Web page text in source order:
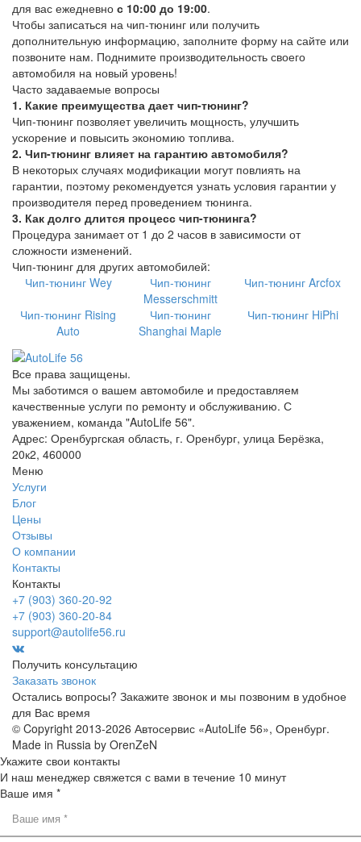
для вас ежедневно с 10:00 до 19:00.
Чтобы записаться на чип-тюнинг или получить
дополнительную информацию, заполните форму на сайте или
позвоните нам. Поднимите производительность своего
автомобиля на новый уровень!
Часто задаваемые вопросы
1. Какие преимущества дает чип-тюнинг?
Чип-тюнинг позволяет увеличить мощность, улучшить
ускорение и повысить экономию топлива.
2. Чип-тюнинг влияет на гарантию автомобиля?
В некоторых случаях модификации могут повлиять на
гарантии, поэтому рекомендуется узнать условия гарантии у
производителя перед проведением тюнинга.
3. Как долго длится процесс чип-тюнинга?
Процедура занимает от 1 до 2 часов в зависимости от
сложности изменений.
Чип-тюнинг для других автомобилей:
Чип-тюнинг Wey
Чип-тюнинг
Messerschmitt
Чип-тюнинг Arcfox
Чип-тюнинг Rising
Auto
Чип-тюнинг
Shanghai Maple
Чип-тюнинг HiPhi
Все права защищены.
Мы заботимся о вашем автомобиле и предоставляем
качественные услуги по ремонту и обслуживанию. С
уважением, команда "AutoLife 56".
Адрес: Оренбургская область, г. Оренбург, улица Берёзка,
20к2, 460000
Меню
Услуги
Блог
Цены
Отзывы
О компании
Контакты
Контакты
+7 (903) 360-20-92
+7 (903) 360-20-84
support@autolife56.ru
Получить консультацию
Заказать звонок
Остались вопросы? Закажите звонок и мы позвоним в удобное
для Вас время
© Copyright 2013-2026 Автосервис «AutoLife 56», Оренбург.
Made in Russia by OrenZeN
Укажите свои контакты
И наш менеджер свяжется с вами в течение 10 минут
Ваше имя *